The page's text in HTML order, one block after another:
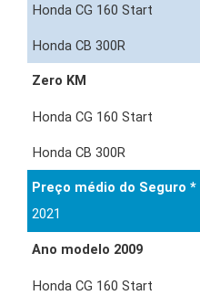
Zero KM
Preço médio do Seguro *
2021
Ano modelo 2009